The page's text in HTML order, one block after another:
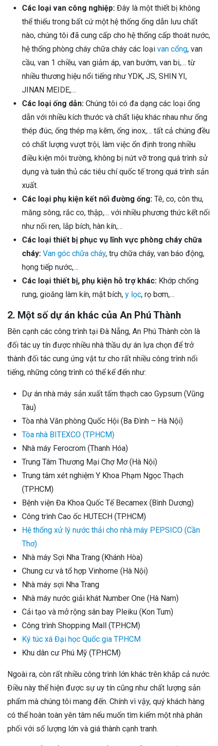
Các loại van công nghiệp: Đây là một thiết bị không
thể thiếu trong bất cứ một hệ thống ống dẫn lưu chất
nào, chúng tôi đã cung cấp cho hệ thống cấp thoát nước,
hệ thống phòng cháy chữa cháy các loại van cổng, van
cầu, van 1 chiều, van giảm áp, van bướm, van bi,… từ
nhiều thương hiệu nổi tiếng như YDK, JS, SHIN YI,
JINAN MEIDE,…
Các loại ống dẫn: Chúng tôi có đa dạng các loại ống
dẫn với nhiều kích thước và chất liệu khác nhau như ống
thép đúc, ống thép mạ kẽm, ống inox,… tất cả chúng đều
có chất lượng vượt trội, làm việc ổn định trong nhiều
điều kiện môi trường, không bị nứt vỡ trong quá trình sử
dụng và tuân thủ các tiêu chí quốc tế trong quá trình sản
xuất.
Các loại phụ kiện kết nối đường ống: Tê, co, côn thu,
măng sông, rắc co, thập,… với nhiều phương thức kết nối
như nối ren, lắp bích, hàn kín,…
Các loại thiết bị phục vụ lĩnh vực phòng cháy chữa
cháy: Van góc chữa cháy, trụ chữa cháy, van báo động,
họng tiếp nước,…
Các loại thiết bị, phụ kiện hỗ trợ khác: Khớp chống
rung, gioăng làm kín, mặt bích, y lọc, rọ bơm,…
2. Một số dự án khác của An Phú Thành
Bên cạnh các công trình tại Đà Nẵng, An Phú Thành còn là
đối tác uy tín được nhiều nhà thầu dự án lựa chọn để trở
thành đối tác cung ứng vật tư cho rất nhiều công trình nổi
tiếng, những công trình có thể kể đến như:
Dự án nhà máy sản xuất tấm thạch cao Gypsum (Vũng
Tàu)
Tòa nhà Văn phòng Quốc Hội (Ba Đình – Hà Nội)
Tòa nhà BITEXCO (TP.HCM)
Nhà máy Ferocrom (Thanh Hóa)
Trung Tâm Thương Mại Chợ Mơ (Hà Nội)
Trung tâm xét nghiệm Y Khoa Phạm Ngọc Thạch
(TP.HCM)
Bệnh viện Đa Khoa Quốc Tế Becamex (Bình Dương)
Công trình Cao ốc HUTECH (TP.HCM)
Hệ thống xử lý nước thải cho nhà máy PEPSICO (Cần
Thơ)
Nhà máy Sợi Nha Trang (Khánh Hòa)
Chung cư và tổ hợp Vinhome (Hà Nội)
Nhà máy sợi Nha Trang
Nhà máy nước giải khát Number One (Hà Nam)
Cải tạo và mở rộng sân bay Pleiku (Kon Tum)
Công trình Shopping Mall (TP.HCM)
Ký túc xá Đại học Quốc gia TP.HCM
Khu dân cư Phú Mỹ (TP.HCM)
Ngoài ra, còn rất nhiều công trình lớn khác trên khắp cả nước.
Điều này thể hiện được sự uy tín cũng như chất lượng sản
phẩm mà chúng tôi mang đến. Chính vì vậy, quý khách hàng
có thể hoàn toàn yên tâm nếu muốn tìm kiếm một nhà phân
phối với số lượng lớn và giá thành cạnh tranh.